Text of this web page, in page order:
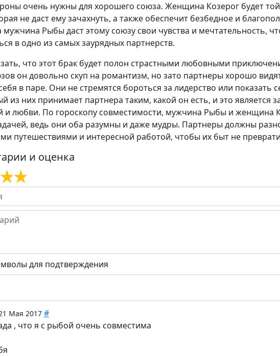
очень нужны для хорошего союза. Женщина Козерог будет
не даст ему зачахнуть, а также обеспечит безбедное и
Рыбы даст этому союзу свои чувства и мечтательность,
в одно из самых заурядных партнерств.
что этот брак будет полон страстными любовными
он довольно скуп на романтизм, но зато партнеры хорошо
в паре. Они не стремятся бороться за лидерство или показать
из них принимает партнера таким, какой он есть, и это является
и любви. По гороскопу совместимости, мужчина Рыбы и женщина
ведь они оба разумны и даже мудры. Партнеры должны
путешествиями и интересной работой, чтобы их быт не
и оценка
для подтверждения
Мая 2017 #
, что я с рыбой очень совместима